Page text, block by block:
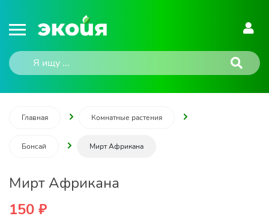
Главная Комнатные растения
Бонсай Мирт Африкана
Мирт Африкана
150 ₽